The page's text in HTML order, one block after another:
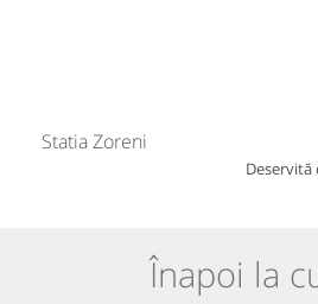
Statia Zoreni
Deservită
Înapoi la